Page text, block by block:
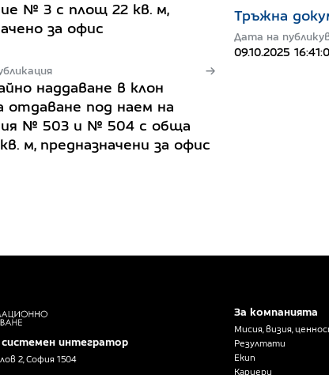
№ 3 с площ 22 кв. м,
за офис
наддаване в клон
отдаване под наем на
№ 503 и № 504 с обща
м, предназначени за офис
Тръжна
Дата на
09.10.2025
системен интегратор
2, София 1504
За компанията
Мисия, визия,
Резултати
Екип
Кариери